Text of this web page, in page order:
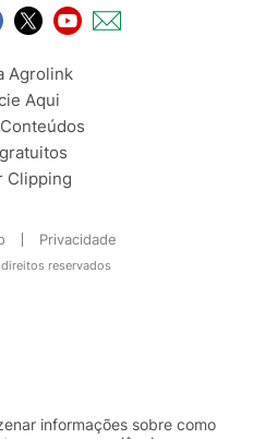
Agrolink
Aqui
Clipping
Privacidade
reservados
informações sobre como